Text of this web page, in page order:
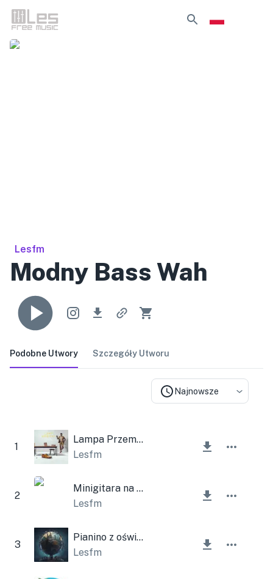
Lesfm
Modny Bass Wah
Podobne Utwory Szczegóły Utworu
Najnowsze
1
Lampa Przemysłowa Korporacyjna
Lesfm
2
Minigitara na żywo
Lesfm
3
Pianino z oświetleniem otoczenia
Lesfm